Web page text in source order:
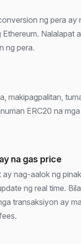
ng pera ay
Nalalapat
ng pera.
makipagpalitan,
ERC20 na
na gas price
ay nag-aalok ng
ng real time.
transaksiyon ay